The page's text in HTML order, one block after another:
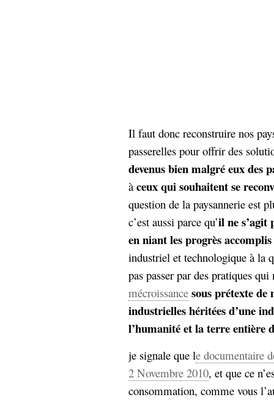
Il faut donc reconstruire nos
passerelles pour offrir des
devenus bien malgré eux des
à ceux qui souhaitent se
question de la paysannerie est
c’est aussi parce qu’il ne s’agit
en niant les progrès accomplis
industriel et technologique à la
pas passer par des pratiques
mécroissance sous prétexte
industrielles héritées d’une
l’humanité et la terre entière
je signale que le documentaire
2 Novembre 2010, et que ce
consommation, comme vous